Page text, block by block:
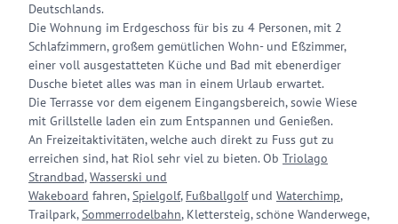
Deutschlands.
Die Wohnung im Erdgeschoss für bis zu 4 Personen, mit 2
Schlafzimmern, großem gemütlichen Wohn- und Eßzimmer,
einer voll ausgestatteten Küche und Bad mit ebenerdiger
Dusche bietet alles was man in einem Urlaub erwartet.
Die Terrasse vor dem eigenem Eingangsbereich, sowie Wiese
mit Grillstelle laden ein zum Entspannen und Genießen.
An Freizeitaktivitäten, welche auch direkt zu Fuss gut zu
erreichen sind, hat Riol sehr viel zu bieten. Ob Triolago
Strandbad,Wasserski und
Wakeboard fahren,Spielgolf, Fußballgolfund Waterchimp,
Trailpark,Sommerrodelbahn, Klettersteig, schöne Wanderwege,